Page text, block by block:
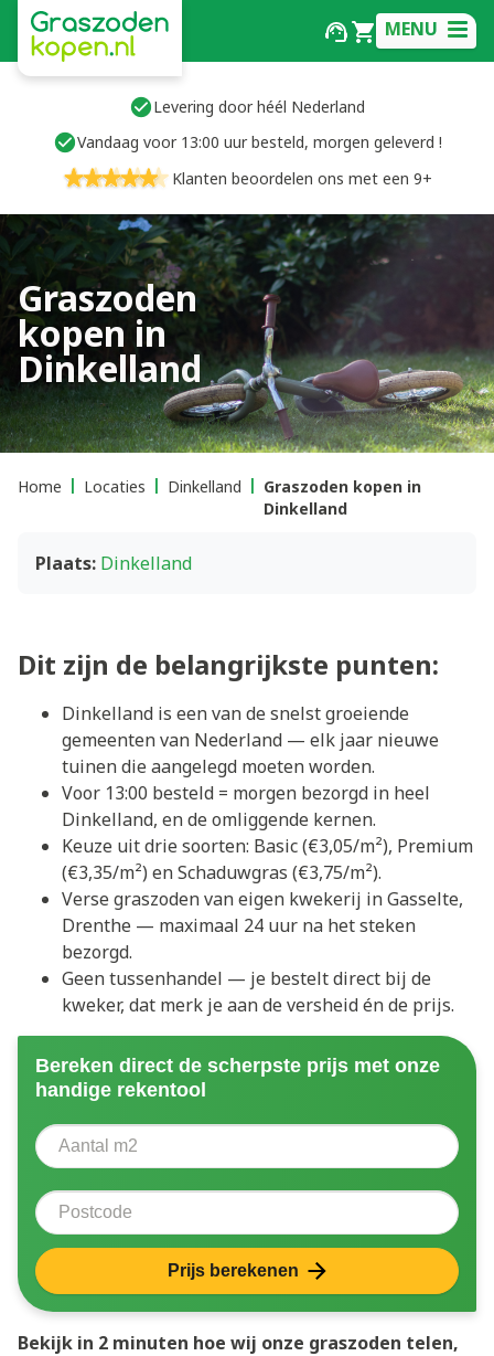
MENU
Levering door héél Nederland
Vandaag voor 13:00 uur besteld, morgen geleverd !
Klanten beoordelen ons met een 9+
Graszoden
kopen in
Dinkelland
Home Locaties Dinkelland
Graszoden kopen in
Dinkelland
Plaats: Dinkelland
Dit zijn de belangrijkste punten:
Dinkelland is een van de snelst groeiende
gemeenten van Nederland — elk jaar nieuwe
tuinen die aangelegd moeten worden.
Voor 13:00 besteld = morgen bezorgd in heel
Dinkelland, en de omliggende kernen.
Keuze uit drie soorten: Basic (€3,05/m²), Premium
(€3,35/m²) en Schaduwgras (€3,75/m²).
Verse graszoden van eigen kwekerij in Gasselte,
Drenthe — maximaal 24 uur na het steken
bezorgd.
Geen tussenhandel — je bestelt direct bij de
kweker, dat merk je aan de versheid én de prijs.
Bereken direct de scherpste prijs met onze
handige rekentool
Aantal vierkante meter
Postcode
Prijs berekenen
Bekijk in 2 minuten hoe wij onze graszoden telen,